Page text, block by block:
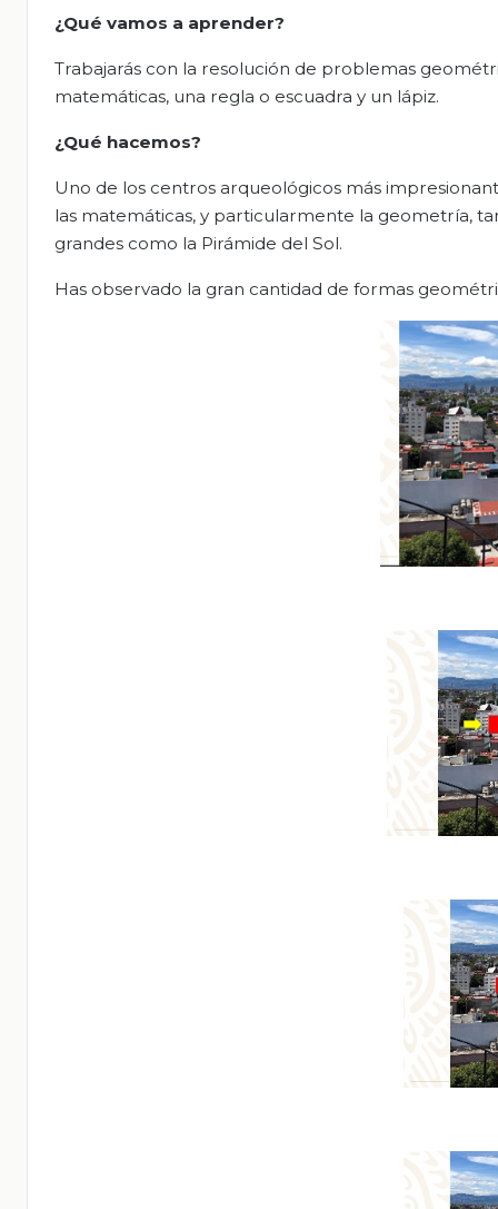
¿Qué vamos a aprender?
Trabajarás con la resolución de problemas
matemáticas, una regla o escuadra y un lápiz.
¿Qué hacemos?
Uno de los centros arqueológicos más
las matemáticas, y particularmente la geometría,
grandes como la Pirámide del Sol.
Has observado la gran cantidad de formas